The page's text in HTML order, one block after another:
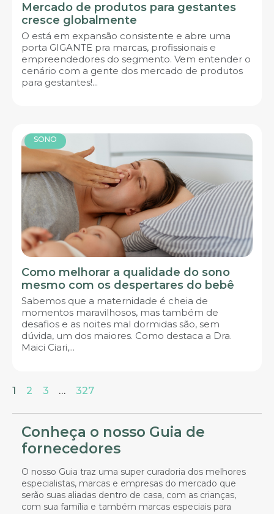
Mercado de produtos para gestantes
cresce globalmente
O está em expansão consistente e abre uma
porta GIGANTE pra marcas, profissionais e
empreendedores do segmento. Vem entender o
cenário com a gente dos mercado de produtos
para gestantes!...
SONO
Como melhorar a qualidade do sono
mesmo com os despertares do bebê
Sabemos que a maternidade é cheia de
momentos maravilhosos, mas também de
desafios e as noites mal dormidas são, sem
dúvida, um dos maiores. Como destaca a Dra.
Maici Ciari,...
1 2 3 … 327
Conheça o nosso Guia de
fornecedores
O nosso Guia traz uma super curadoria dos melhores
especialistas, marcas e empresas do mercado que
serão suas aliadas dentro de casa, com as crianças,
com sua família e também marcas especiais para